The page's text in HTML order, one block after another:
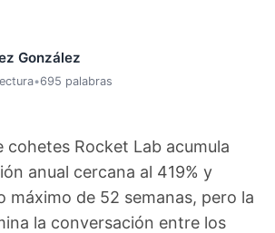
González
•695 palabras
cohetes Rocket Lab acumula
anual cercana al 419% y
máximo de 52 semanas, pero la
la conversación entre los